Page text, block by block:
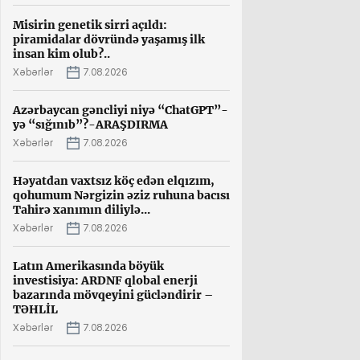
Misirin genetik sirri açıldı:
piramidalar dövründə yaşamış ilk
insan kim olub?..
Xəbərlər 7.08.2026
Azərbaycan gəncliyi niyə “ChatGPT”-
yə “sığınıb”?-ARAŞDIRMA
Xəbərlər 7.08.2026
Həyatdan vaxtsız köç edən elqızım,
qohumum Nərgizin əziz ruhuna bacısı
Tahirə xanımın diliylə...
Xəbərlər 7.08.2026
Latın Amerikasında böyük
investisiya: ARDNF qlobal enerji
bazarında mövqeyini gücləndirir –
TƏHLİL
Xəbərlər 7.08.2026